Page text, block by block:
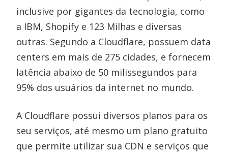
inclusive por gigantes da tecnologia, como
a IBM, Shopify e 123 Milhas e diversas
outras. Segundo a Cloudflare, possuem data
centers em mais de 275 cidades, e fornecem
latência abaixo de 50 milissegundos para
95% dos usuários da internet no mundo.
A Cloudflare possui diversos planos para os
seu serviços, até mesmo um plano gratuito
que permite utilizar sua CDN e serviços que